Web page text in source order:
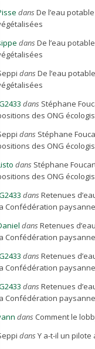
dansDe l’eau
dansDe l’eau
dansDe l’eau
dans Stéphane
des ONG
dans Stéphane
des ONG
dans Stéphane
des ONG
dansRetenues
Confédération
dansRetenues
Confédération
dansRetenues
Confédération
dansRetenues
Confédération
dans Comment le
dansY a-t-il un pilote